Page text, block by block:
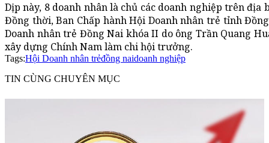
Dịp này, 8 doanh nhân là chủ các doanh nghiệp trên
Đồng thời, Ban Chấp hành Hội Doanh nhân trẻ tỉnh
Doanh nhân trẻ Đồng Nai khóa II do ông Trần Quang
xây dựng Chính Nam làm chi hội trưởng.
Tags:Hội Doanh nhân trẻđồng naidoanh nghiệp
TIN CÙNG CHUYÊN MỤC